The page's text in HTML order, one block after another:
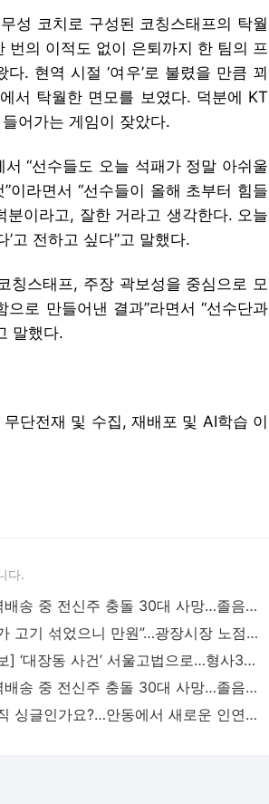
성 코치로 구성된 코칭스태프의 탁월
번의 이적도 없이 은퇴까지 한 팀의 프
. 현역 시절 ‘여우’로 불렸을 만큼 꾀
서 탁월한 면모를 보였다. 덕분에 KT
어가는 게임이 잦았다.
“선수들도 오늘 석패가 정말 아쉬울
이라면서 “선수들이 올해 초부터 힘들
이라고, 잘한 거라고 생각한다. 오늘
고 전하고 싶다”고 말했다.
칭스태프, 주장 곽보성을 중심으로 모
로 만들어낸 결과”라면서 “선수단과
말했다.
무단전재 및 수집, 재배포 및 AI학습 이
다.
새벽배송 중 전신주 충돌 30대 사망…졸음운전 추정
“내가 고기 섞었으니 만원”…광장시장 노점 ‘영업정지’
[속보] ‘대장동 사건’ 서울고법으로…형사3부 배당
새벽배송 중 전신주 충돌 30대 사망…졸음운전 추정
“아직 싱글인가요?…안동에서 새로운 인연 만나 정착하셔요”